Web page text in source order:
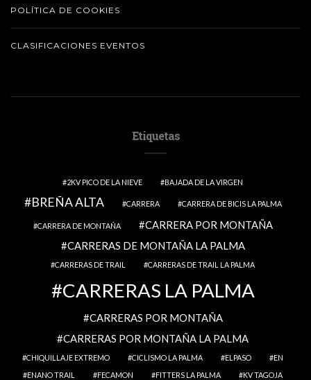
POLÍTICA DE COOKIES
CLASIFICACIONES EVENTOS
Etiquetas
2KV PICO DE LA NIEVE BAJADA DE LA VIRGEN
BREÑA ALTA CARRERA CARRERA DE BICIS LA PALMA
CARRERA DE MONTAÑA
CARRERA POR MONTAÑA
CARRERAS DE MONTAÑA LA PALMA
CARRERAS DE TRAIL CARRERAS DE TRAIL LA PALMA
CARRERAS LA PALMA
CARRERAS POR MONTAÑA
CARRERAS POR MONTAÑA LA PALMA
CHIQUILLAJE EXTREMO CICLISMO LA PALMA ELPASO
EN
ENANO TRAIL
FECAMON FITTERS LA PALMA KV TAGOJA